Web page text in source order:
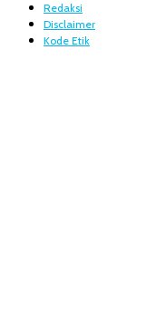
Redaksi
Disclaimer
Kode Etik